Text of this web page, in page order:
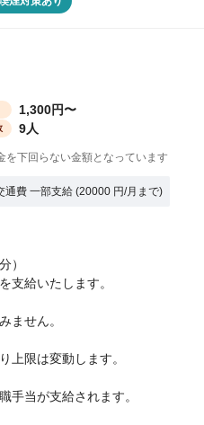
1,300円〜
9人
下回らない金額となっています
通費 一部支給 (20000 円/月まで)
）
支給いたします。
ません。
上限は変動します。
手当が支給されます。